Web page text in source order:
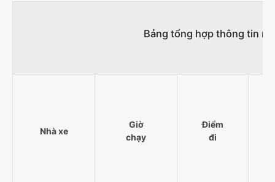
Bảng tổng hợp thông tin
Nhà xe
Giờ
chạy
Điểm
đi